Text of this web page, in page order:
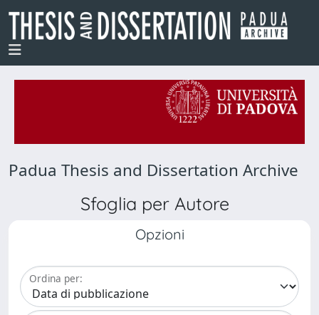
Padua Thesis and Dissertation Archive
Sfoglia per Autore
Opzioni
Ordina per: